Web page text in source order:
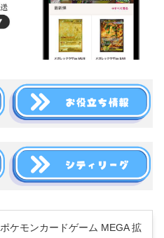
ポケモンカードゲーム MEGA 拡